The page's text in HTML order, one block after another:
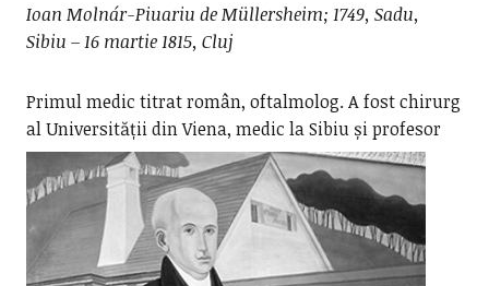
Ioan Molnár-Piuariu de Müllersheim; 1749, Sadu,
Sibiu – 16 martie 1815, Cluj
Primul medic titrat român, oftalmolog. A fost chirurg
al Universității din Viena, medic la Sibiu și profesor